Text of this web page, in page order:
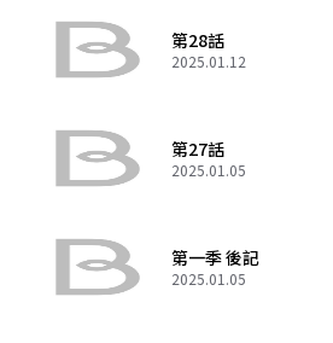
第28話
2025.01.12
第27話
2025.01.05
第一季 後記
2025.01.05